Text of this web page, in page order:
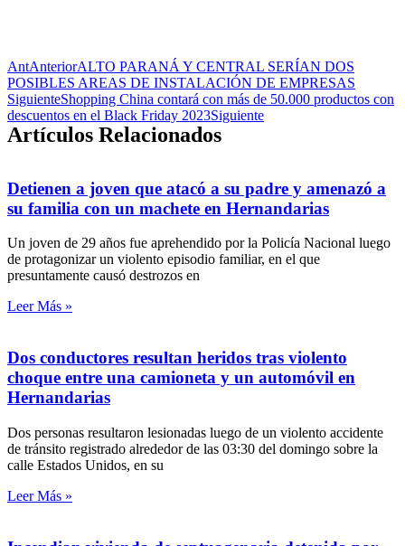
AntAnteriorALTO PARANÁ Y CENTRAL SERÍAN DOS
POSIBLES AREAS DE INSTALACIÓN DE EMPRESAS
SiguienteShopping China contará con más de 50.000 productos con
descuentos en el Black Friday 2023Siguiente
Artículos Relacionados
Detienen a joven que atacó a su padre y amenazó a
su familia con un machete en Hernandarias
Un joven de 29 años fue aprehendido por la Policía Nacional luego
de protagonizar un violento episodio familiar, en el que
presuntamente causó destrozos en
Leer Más »
Dos conductores resultan heridos tras violento
choque entre una camioneta y un automóvil en
Hernandarias
Dos personas resultaron lesionadas luego de un violento accidente
de tránsito registrado alrededor de las 03:30 del domingo sobre la
calle Estados Unidos, en su
Leer Más »